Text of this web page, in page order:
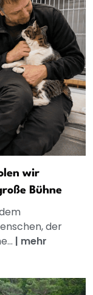
wir
Bühne
der
| mehr